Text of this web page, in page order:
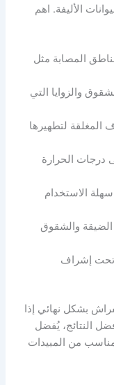
الأليفة. اهم
المصابة مثل
والزوايا التي
لتطهيرها
درجات الحرارة
الاستخدام
والشقوق
إشراف
بشكل نهائي إذا
النتائج، يُفضل
من المبيدات